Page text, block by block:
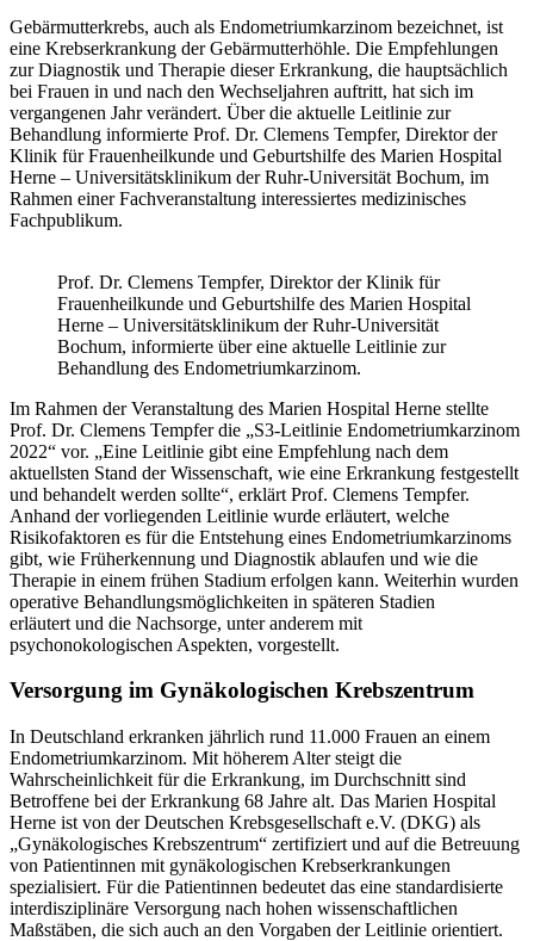
Gebärmutterkrebs, auch als Endometriumkarzinom bezeichnet, ist
eine Krebserkrankung der Gebärmutterhöhle. Die Empfehlungen
zur Diagnostik und Therapie dieser Erkrankung, die hauptsächlich
bei Frauen in und nach den Wechseljahren auftritt, hat sich im
vergangenen Jahr verändert. Über die aktuelle Leitlinie zur
Behandlung informierte Prof. Dr. Clemens Tempfer, Direktor der
Klinik für Frauenheilkunde und Geburtshilfe des Marien Hospital
Herne – Universitätsklinikum der Ruhr-Universität Bochum, im
Rahmen einer Fachveranstaltung interessiertes medizinisches
Fachpublikum.
Prof. Dr. Clemens Tempfer, Direktor der Klinik für
Frauenheilkunde und Geburtshilfe des Marien Hospital
Herne – Universitätsklinikum der Ruhr-Universität
Bochum, informierte über eine aktuelle Leitlinie zur
Behandlung des Endometriumkarzinom.
Im Rahmen der Veranstaltung des Marien Hospital Herne stellte
Prof. Dr. Clemens Tempfer die „S3-Leitlinie Endometriumkarzinom
2022“ vor. „Eine Leitlinie gibt eine Empfehlung nach dem
aktuellsten Stand der Wissenschaft, wie eine Erkrankung festgestellt
und behandelt werden sollte“, erklärt Prof. Clemens Tempfer.
Anhand der vorliegenden Leitlinie wurde erläutert, welche
Risikofaktoren es für die Entstehung eines Endometriumkarzinoms
gibt, wie Früherkennung und Diagnostik ablaufen und wie die
Therapie in einem frühen Stadium erfolgen kann. Weiterhin wurden
operative Behandlungsmöglichkeiten in späteren Stadien
erläutert und die Nachsorge, unter anderem mit
psychonokologischen Aspekten, vorgestellt.
Versorgung im Gynäkologischen Krebszentrum
In Deutschland erkranken jährlich rund 11.000 Frauen an einem
Endometriumkarzinom. Mit höherem Alter steigt die
Wahrscheinlichkeit für die Erkrankung, im Durchschnitt sind
Betroffene bei der Erkrankung 68 Jahre alt. Das Marien Hospital
Herne ist von der Deutschen Krebsgesellschaft e.V. (DKG) als
„Gynäkologisches Krebszentrum“ zertifiziert und auf die Betreuung
von Patientinnen mit gynäkologischen Krebserkrankungen
spezialisiert. Für die Patientinnen bedeutet das eine standardisierte
interdisziplinäre Versorgung nach hohen wissenschaftlichen
Maßstäben, die sich auch an den Vorgaben der Leitlinie orientiert.